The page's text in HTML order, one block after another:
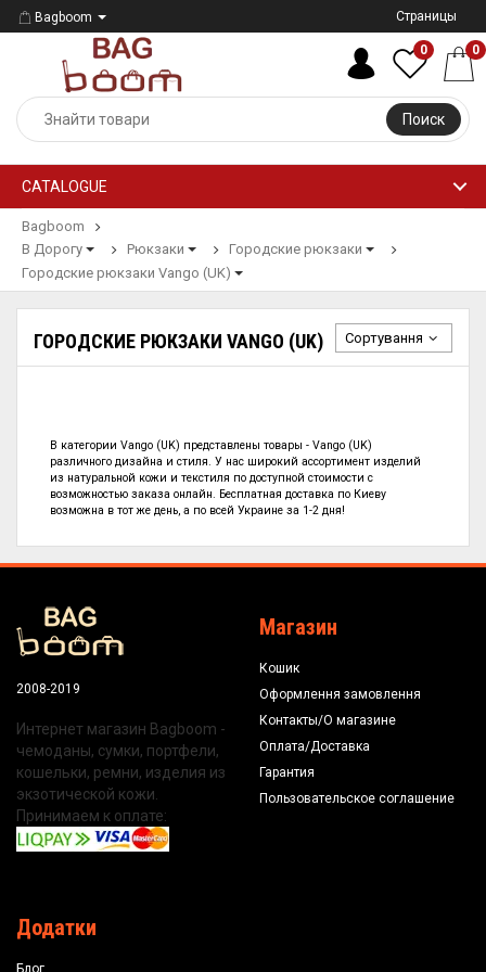
Bagboom Страницы
Поиск
0 0
CATALOGUE
Bagboom
В Дорогу
Рюкзаки
Городские рюкзаки
Городские рюкзаки Vango (UK)
ГОРОДСКИЕ РЮКЗАКИ VANGO (UK) Сортування
В категории Vango (UK) представлены товары - Vango (UK)
различного дизайна и стиля. У нас широкий ассортимент изделий
из натуральной кожи и текстиля по доступной стоимости с
возможностью заказа онлайн. Бесплатная доставка по Киеву
возможна в тот же день, а по всей Украине за 1-2 дня!
2008-2019
Интернет магазин Bagboom -
чемоданы, сумки, портфели,
кошельки, ремни, изделия из
экзотической кожи.
Принимаем к оплате:
Магазин
Кошик
Оформлення замовлення
Контакты/О магазине
Оплата/Доставка
Гарантия
Пользовательское соглашение
Додатки
Блог